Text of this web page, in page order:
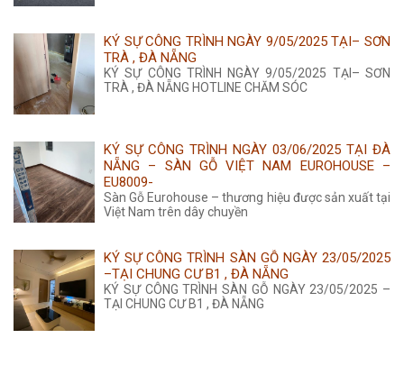
KÝ SỰ CÔNG TRÌNH NGÀY 9/05/2025 TẠI– SƠN
TRÀ , ĐÀ NẴNG
KÝ SỰ CÔNG TRÌNH NGÀY 9/05/2025 TẠI– SƠN
TRÀ , ĐÀ NẴNG HOTLINE CHĂM SÓC
KÝ SỰ CÔNG TRÌNH NGÀY 03/06/2025 TẠI ĐÀ
NẴNG – SÀN GỖ VIỆT NAM EUROHOUSE –
EU8009-
Sàn Gỗ Eurohouse – thương hiệu được sản xuất tại
Việt Nam trên dây chuyền
KÝ SỰ CÔNG TRÌNH SÀN GỖ NGÀY 23/05/2025
–TẠI CHUNG CƯ B1 , ĐÀ NẴNG
KÝ SỰ CÔNG TRÌNH SÀN GỖ NGÀY 23/05/2025 –
TẠI CHUNG CƯ B1 , ĐÀ NẴNG